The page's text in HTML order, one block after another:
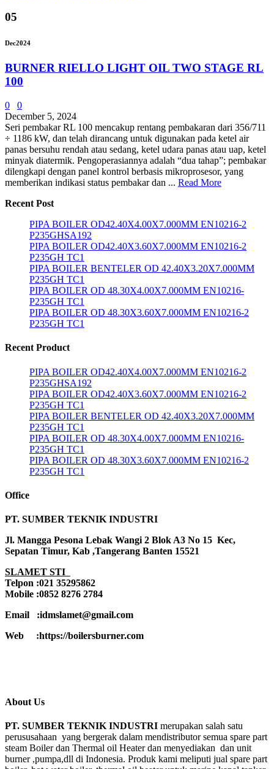
05
Dec2024
BURNER RIELLO LIGHT OIL TWO STAGE RL
100
0
0
December 5, 2024
Seri pembakar RL 100 mencakup rentang pembakaran dari 356/711
÷ 1186 kW, dan telah dirancang untuk digunakan pada ketel air
panas bersuhu rendah atau sedang, ketel udara panas atau uap, ketel
minyak diatermik. Pengoperasiannya adalah “dua tahap”; pembakar
dilengkapi dengan panel kontrol berbasis mikroprosesor, yang
memberikan indikasi status pembakar dan ... Read More
Recent Post
PIPA BOILER OD42.40X4.00X7.000MM EN10216-2
P235GHSA192
PIPA BOILER OD42.40X3.60X7.000MM EN10216-2
P235GH TC1
PIPA BOILER BENTELER OD 42.40X3.20X7.000MM
P235GH TC1
PIPA BOILER OD 48.30X4.00X7.000MM EN10216-
P235GH TC1
PIPA BOILER OD 48.30X3.60X7.000MM EN10216-2
P235GH TC1
Recent Product
PIPA BOILER OD42.40X4.00X7.000MM EN10216-2
P235GHSA192
PIPA BOILER OD42.40X3.60X7.000MM EN10216-2
P235GH TC1
PIPA BOILER BENTELER OD 42.40X3.20X7.000MM
P235GH TC1
PIPA BOILER OD 48.30X4.00X7.000MM EN10216-
P235GH TC1
PIPA BOILER OD 48.30X3.60X7.000MM EN10216-2
P235GH TC1
Office
PT. SUMBER TEKNIK INDUSTRI
Jl. Mangga Pesona Lebak Wangi 2 Blok A3 No 15 Kec,
Sepatan Timur, Kab ,Tangerang Banten 15521
SLAMET STI
Telpon :021 35295862
Mobile :0852 8276 2784
Email :idmslamet@gmail.com
Web :https://boilersburner.com
About Us
PT. SUMBER TEKNIK INDUSTRI merupakan salah satu
perususahaan yang bergerak dalam mendistributor semua spare part
steam Boiler dan Thermal oil Heater dan menyediakan dan unit
burner ,pumpa,dll di Indonesia. Produk kami meliputi jual spare part